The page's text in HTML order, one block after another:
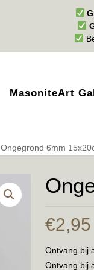
MasoniteArt
Ongegrond 6mm
€2,95
Ontvang bij
Ontvang bij